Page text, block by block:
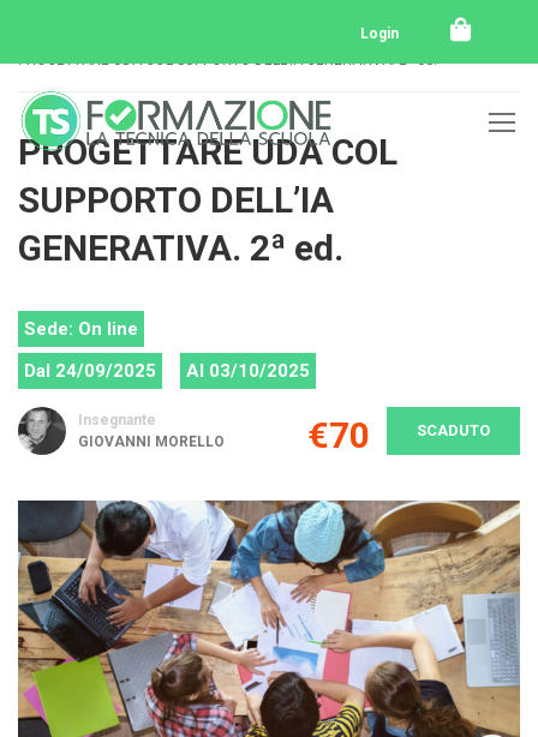
Login
Intelligenza Artificiale
PROGETTARE UDA COL SUPPORTO DELL’IA GENERATIVA. 2ª ed.
PROGETTARE UDA COL
SUPPORTO DELL’IA
GENERATIVA. 2ª ed.
Sede: On line
Dal 24/09/2025
Al 03/10/2025
Insegnante
GIOVANNI MORELLO
€70 SCADUTO